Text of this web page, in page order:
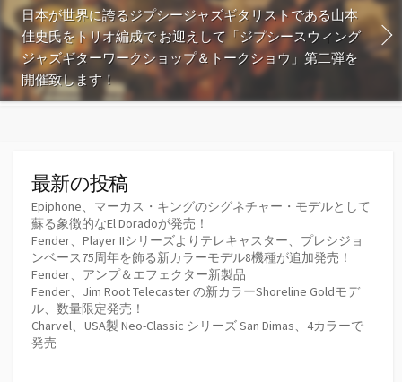
日本が世界に誇るジプシージャズギタリストである山本
佳史氏をトリオ編成で お迎えして「ジプシースウィング
ジャズギターワークショップ＆トークショウ」第二弾を
開催致します！
最新の投稿
Epiphone、マーカス・キングのシグネチャー・モデルとして
蘇る象徴的なEl Doradoが発売！
Fender、Player IIシリーズよりテレキャスター、プレシジョ
ンベース75周年を飾る新カラーモデル8機種が追加発売！
Fender、アンプ＆エフェクター新製品
Fender、Jim Root Telecaster の新カラーShoreline Goldモデ
ル、数量限定発売！
Charvel、USA製 Neo-Classic シリーズ San Dimas、4カラーで
発売